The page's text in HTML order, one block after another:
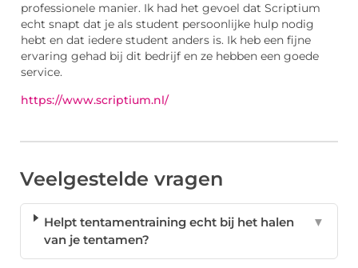
professionele manier. Ik had het gevoel dat Scriptium
echt snapt dat je als student persoonlijke hulp nodig
hebt en dat iedere student anders is. Ik heb een fijne
ervaring gehad bij dit bedrijf en ze hebben een goede
service.
https://www.scriptium.nl/
Veelgestelde vragen
Helpt tentamentraining echt bij het halen
van je tentamen?
▼